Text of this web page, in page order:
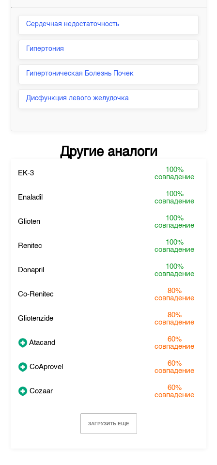
Сердечная недостаточность
Гипертония
Гипертоническая Болезнь Почек
Дисфункция левого желудочка
Другие аналоги
EK-3
100%
совпадение
Enaladil
100%
совпадение
Glioten
100%
совпадение
Renitec
100%
совпадение
Donapril
100%
совпадение
Co-Renitec
80%
совпадение
Gliotenzide
80%
совпадение
Atacand
60%
совпадение
CoAprovel
60%
совпадение
Cozaar
60%
совпадение
ЗАГРУЗИТЬ ЕЩЕ